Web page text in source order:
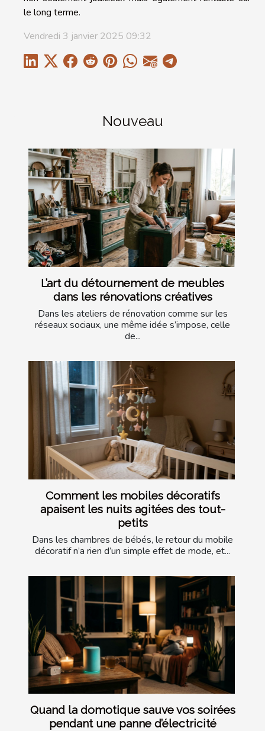
Nouveau
L’art du détournement de meubles
dans les rénovations créatives
Dans les ateliers de rénovation comme sur les
réseaux sociaux, une même idée s’impose, celle
de...
Comment les mobiles décoratifs
apaisent les nuits agitées des tout-
petits
Dans les chambres de bébés, le retour du mobile
décoratif n’a rien d’un simple effet de mode, et...
Quand la domotique sauve vos soirées
pendant une panne d’électricité
le long terme.
Vendredi 3 janvier 2025 09:32